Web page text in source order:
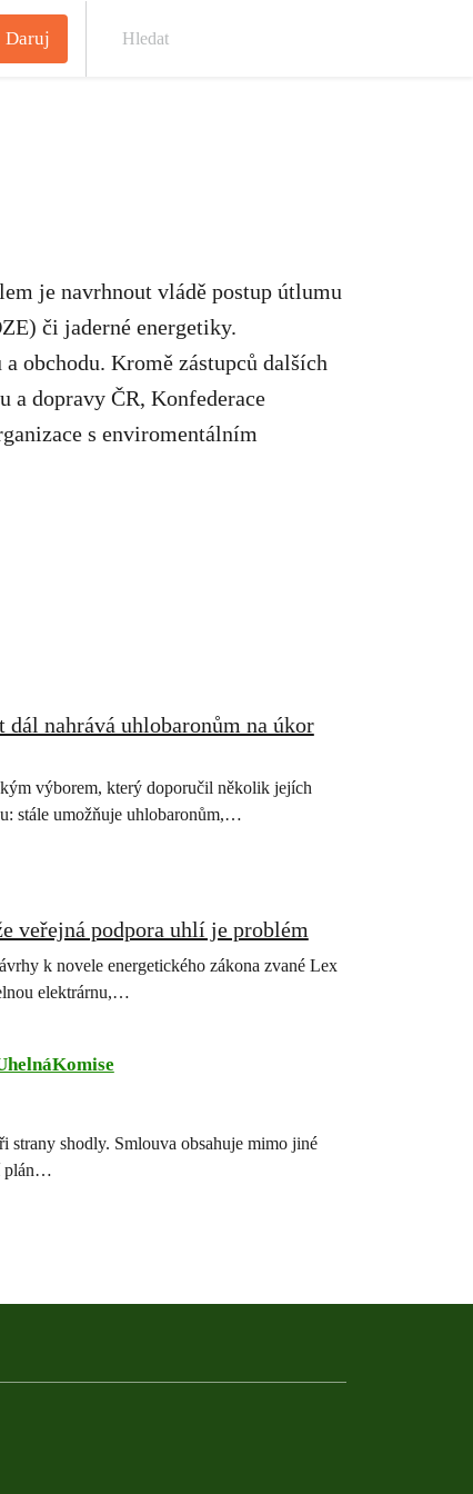
Daruj
je navrhnout vládě postup útlumu
či jaderné energetiky.
obchodu. Kromě zástupců dalších
a dopravy ČR, Konfederace
s enviromentálním
nahrává uhlobaronům na úkor
výborem, který doporučil několik jejích
stále umožňuje uhlobaronům,…
veřejná podpora uhlí je problém
k novele energetického zákona zvané Lex
elektrárnu,…
strany shodly. Smlouva obsahuje mimo jiné
plán…